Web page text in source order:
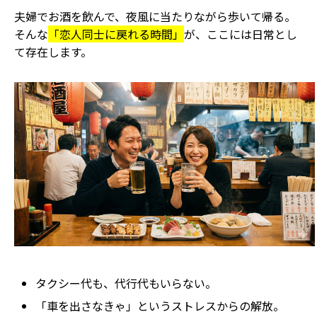
夫婦でお酒を飲んで、夜風に当たりながら歩いて帰る。
そんな 「恋人同士に戻れる時間」 が、ここには日常とし
て存在します。
タクシー代も、代行代もいらない。
「車を出さなきゃ」というストレスからの解放。